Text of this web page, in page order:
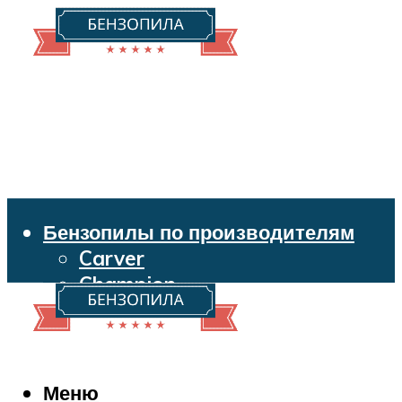
Бензопилы по производителям
Carver
Champion
Echo
Husqvarna
Makita
Меню